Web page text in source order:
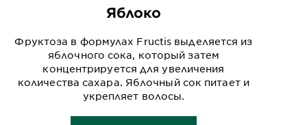
Яблоко
Фруктоза в формулах Fructis выделяется из
яблочного сока, который затем
концентрируется для увеличения
количества сахара. Яблочный сок питает и
укрепляет волосы.